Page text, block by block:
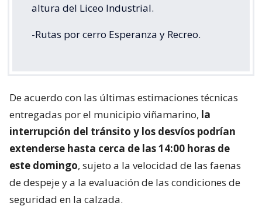
altura del Liceo Industrial.
-Rutas por cerro Esperanza y Recreo.
De acuerdo con las últimas estimaciones técnicas
entregadas por el municipio viñamarino, la
interrupción del tránsito y los desvíos podrían
extenderse hasta cerca de las 14:00 horas de
este domingo, sujeto a la velocidad de las faenas
de despeje y a la evaluación de las condiciones de
seguridad en la calzada.